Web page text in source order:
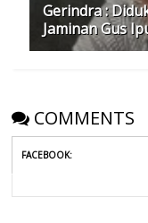
Gerindra :
Jaminan Gus
COMMENTS
FACEBOOK: